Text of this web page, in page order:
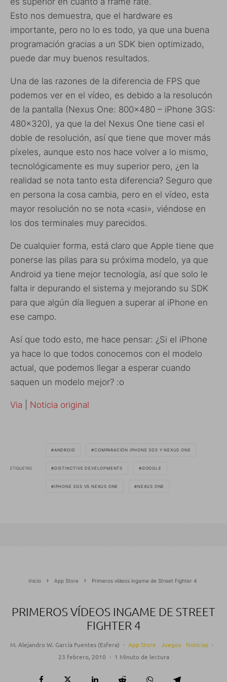
Esto nos demuestra, que el hardware es
importante, pero no lo es todo, ya que una buena
programación gracias a un SDK bien optimizado,
puede dar muy buenos resultados.
Una de las razones de la diferencia de FPS que
podemos ver en el vídeo, es debido a la resolucón
de la pantalla (Nexus One: 800×480 – iPhone 3GS:
480×320), ya que la del Nexus One tiene casi el
doble de resolución, así que tiene que mover más
píxeles, aunque esto nos hace volver a lo mismo,
tecnológicamente es muy superior pero, ¿en la
realidad se nota tanto esta diferencia? Seguro que
en persona la cosa cambia, pero en el vídeo, esta
mayor resolución no se nota «casi», viéndose en
los dos terminales muy parecidos.
De cualquier forma, está claro que Apple tiene que
ponerse las pilas para su próxima modelo, ya que
Android ya tiene mejor tecnología, así que solo le
falta ir depurando el sistema y mejorando su SDK
para que algún día lleguen a superar al iPhone en
ese campo.
Así que todo esto, me hace pensar: ¿Si el iPhone
ya hace lo que todos conocemos con el modelo
actual, que podemos llegar a esperar cuando
saquen un modelo mejor? :o
Via Noticia original
ETIQUETAS
ANDROID COMPARACIÓN IPHONE 3GS Y NEXUS ONE
DISTINCTIVE DEVELOPMENTS GOOGLE
IPHONE 3GS VS NEXUS ONE NEXUS ONE
Inicio App Store Primeros vídeos ingame de Street Fighter 4
PRIMEROS VÍDEOS INGAME DE STREET
FIGHTER 4
M. Alejandro W. García Fuentes (Esfera) · App Store Juegos Noticias ·
23 febrero, 2010 · 1 Minuto de lectura